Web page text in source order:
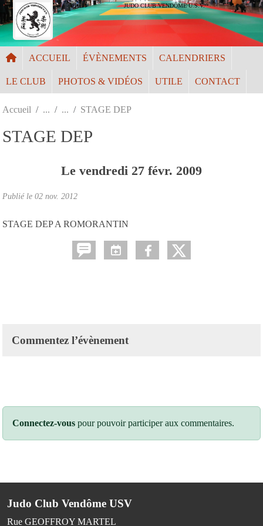
JUDO CLUB VENDÔME U.S.V.
ACCUEIL ÉVÈNEMENTS CALENDRIERS
LE CLUB PHOTOS & VIDÉOS UTILE CONTACT
Accueil STAGE DEP
STAGE DEP
Le vendredi 27 févr. 2009
Publié le 02 nov. 2012
STAGE DEP A ROMORANTIN
Commentez l’évènement
Connectez-vous pour pouvoir participer aux commentaires.
Judo Club Vendôme USV
Rue GEOFFROY MARTEL
Panneau de gestion des cookies